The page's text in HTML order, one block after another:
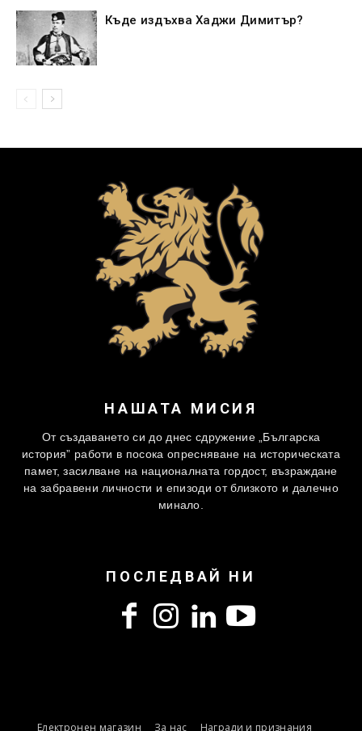
Къде издъхва Хаджи Димитър?
НАШАТА МИСИЯ
От създаването си до днес сдружение „Българска
история” работи в посока опресняване на историческата
памет, засилване на националната гордост, възраждане
на забравени личности и епизоди от близкото и далечно
минало.
ПОСЛЕДВАЙ НИ
Електронен магазин За нас Награди и признания